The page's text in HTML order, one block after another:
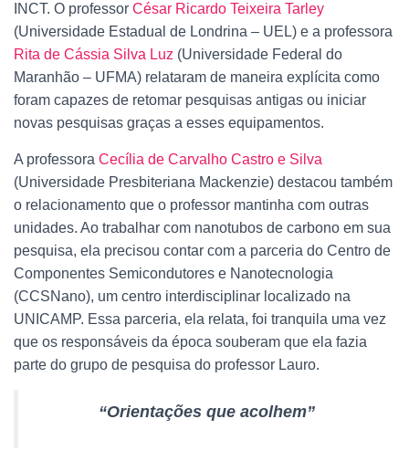
INCT. O professor César Ricardo Teixeira Tarley
(Universidade Estadual de Londrina – UEL) e a professora
Rita de Cássia Silva Luz (Universidade Federal do
Maranhão – UFMA) relataram de maneira explícita como
foram capazes de retomar pesquisas antigas ou iniciar
novas pesquisas graças a esses equipamentos.
A professora Cecília de Carvalho Castro e Silva
(Universidade Presbiteriana Mackenzie) destacou também
o relacionamento que o professor mantinha com outras
unidades. Ao trabalhar com nanotubos de carbono em sua
pesquisa, ela precisou contar com a parceria do Centro de
Componentes Semicondutores e Nanotecnologia
(CCSNano), um centro interdisciplinar localizado na
UNICAMP. Essa parceria, ela relata, foi tranquila uma vez
que os responsáveis da época souberam que ela fazia
parte do grupo de pesquisa do professor Lauro.
“Orientações que acolhem”